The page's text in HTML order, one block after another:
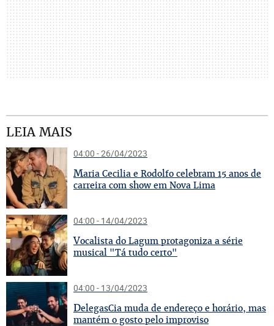
LEIA MAIS
04:00 - 26/04/2023
Maria Cecilia e Rodolfo celebram 15 anos de
carreira com show em Nova Lima
04:00 - 14/04/2023
Vocalista do Lagum protagoniza a série
musical "Tá tudo certo"
04:00 - 13/04/2023
DelegasCia muda de endereço e horário, mas
mantém o gosto pelo improviso